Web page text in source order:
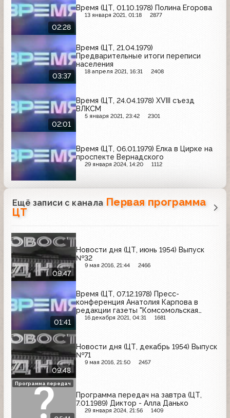
02:28
Время (ЦТ, 01.10.1978) Полина Егорова
13 января 2021, 01:18 2877
03:37
Время (ЦТ, 21.04.1979)
Предварительные итоги переписи
населения
18 апреля 2021, 16:31 2408
02:01
Время (ЦТ, 24.04.1978) ХVIII съезд
ВЛКСМ
5 января 2021, 23:42 2301
Время (ЦТ, 06.01.1979) Ёлка в Цирке на
проспекте Вернадского
29 января 2024, 14:20 1112
Ещё записи с канала Первая программа
ЦТ
09:47
Новости дня (ЦТ, июнь 1954) Выпуск
№32
9 мая 2016, 21:44 2466
01:41
Время (ЦТ, 07.12.1978) Пресс-
конференция Анатолия Карпова в
редакции газеты "Комсомольская
правда"
16 декабря 2021, 04:31 1681
09:48
Новости дня (ЦТ, декабрь 1954) Выпуск
№71
9 мая 2016, 21:50 2457
Программа передач на завтра (ЦТ,
7.01.1989) Диктор - Алла Данько
29 января 2024, 21:56 1409
Программа передач